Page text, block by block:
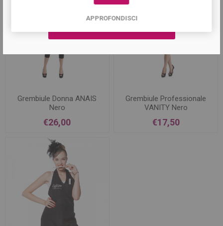
Grembiule Donna ANAIS
Nero
€26,00
Grembiule Professionale
VANITY Nero
€17,50
APPROFONDISCI